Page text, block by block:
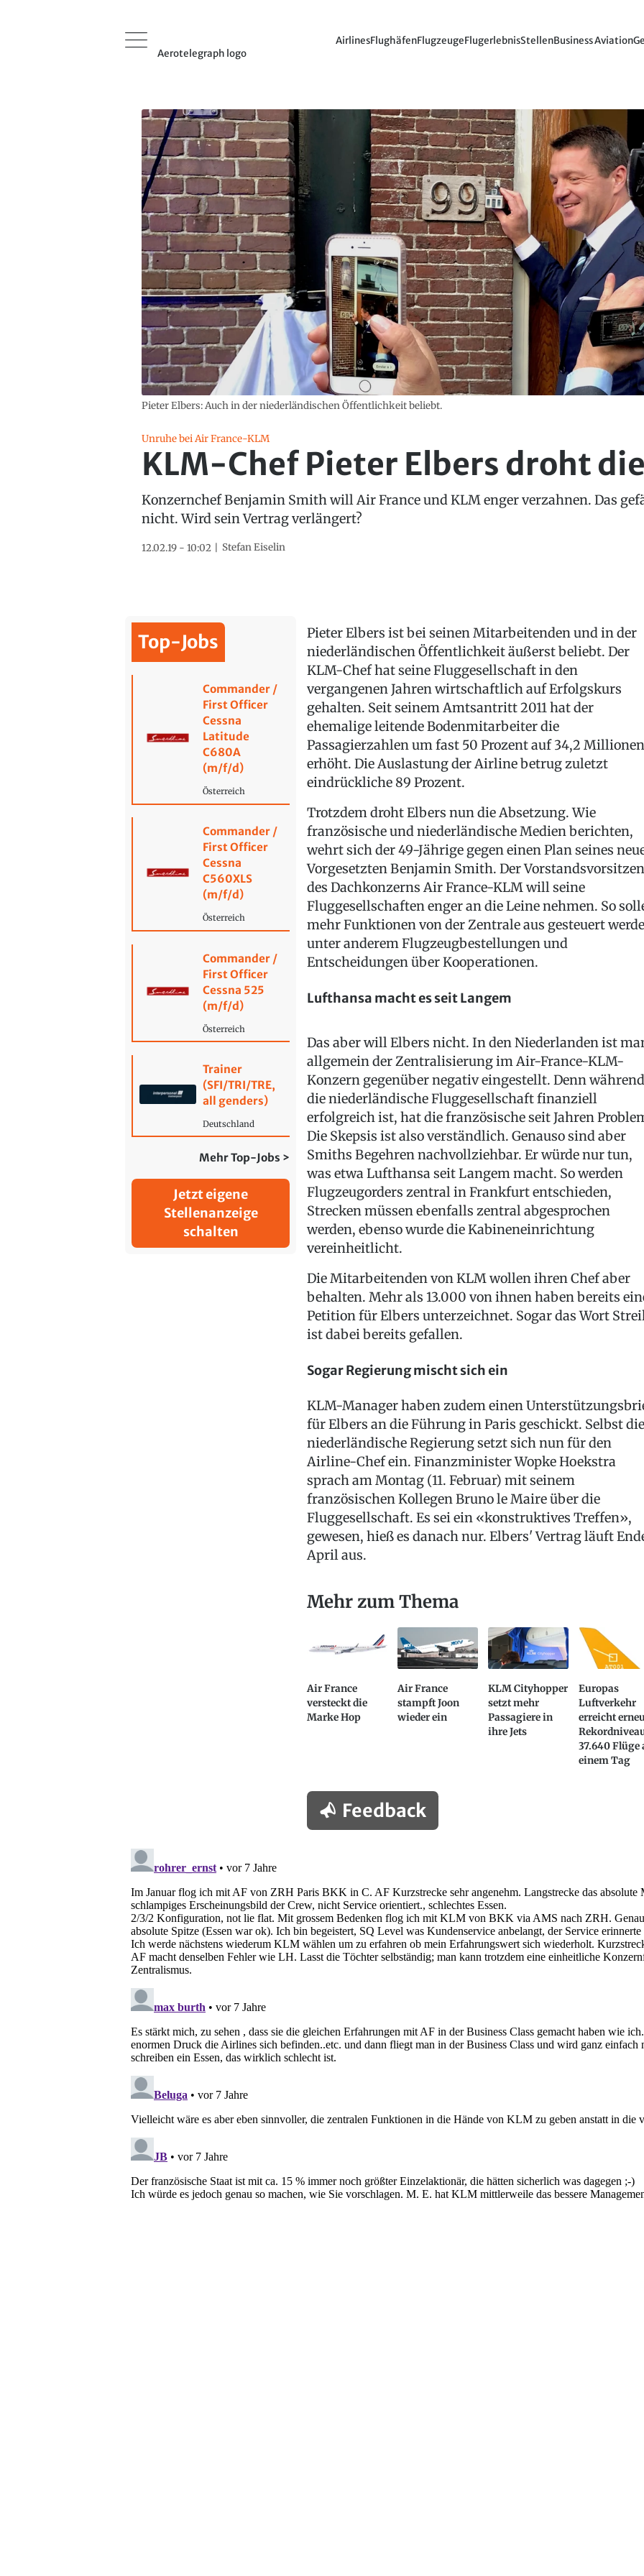
Aerotelegraph logo
AirlinesFlughäfenFlugzeugeFlugerlebnisStellenBusiness Aviation
Pieter Elbers: Auch in der niederländischen Öffentlichkeit beliebt.
Unruhe bei Air France-KLM
KLM-Chef Pieter Elbers droht
Konzernchef Benjamin Smith will Air France und KLM enger verzahnen. Das
nicht. Wird sein Vertrag verlängert?
12.02.19 - 10:02 Stefan Eiselin
Top-Jobs
Commander /
First Officer
Cessna
Latitude
C680A
(m/f/d)
Österreich
Commander /
First Officer
Cessna
C560XLS
(m/f/d)
Österreich
Commander /
First Officer
Cessna 525
(m/f/d)
Österreich
Trainer
(SFI/TRI/TRE,
all genders)
Deutschland
Mehr Top-Jobs >
Jetzt eigene
Stellenanzeige
schalten
Pieter Elbers ist bei seinen Mitarbeitenden und in der
niederländischen Öffentlichkeit äußerst beliebt. Der
KLM-Chef hat seine Fluggesellschaft in den
vergangenen Jahren wirtschaftlich auf Erfolgskurs
gehalten. Seit seinem Amtsantritt 2011 hat der
ehemalige leitende Bodenmitarbeiter die
Passagierzahlen um fast 50 Prozent auf 34,2 Millionen
erhöht. Die Auslastung der Airline betrug zuletzt
eindrückliche 89 Prozent.
Trotzdem droht Elbers nun die Absetzung. Wie
französische und niederländische Medien berichten,
wehrt sich der 49-Jährige gegen einen Plan seines
Vorgesetzten Benjamin Smith. Der
des Dachkonzerns Air France-KLM will seine
Fluggesellschaften enger an die Leine nehmen. So
mehr Funktionen von der Zentrale aus gesteuert
unter anderem Flugzeugbestellungen und
Entscheidungen über Kooperationen.
Lufthansa macht es seit Langem
Das aber will Elbers nicht. In den Niederlanden ist
allgemein der Zentralisierung im Air-France-KLM-
Konzern gegenüber negativ eingestellt. Denn während
die niederländische Fluggesellschaft finanziell
erfolgreich ist, hat die französische seit Jahren
Die Skepsis ist also verständlich. Genauso sind aber
Smiths Begehren nachvollziehbar. Er würde nur tun,
was etwa Lufthansa seit Langem macht. So werden
Flugzeugorders zentral in Frankfurt entschieden,
Strecken müssen ebenfalls zentral abgesprochen
werden, ebenso wurde die Kabineneinrichtung
vereinheitlicht.
Die Mitarbeitenden von KLM wollen ihren Chef aber
behalten. Mehr als 13.000 von ihnen haben bereits
Petition für Elbers unterzeichnet. Sogar das Wort
ist dabei bereits gefallen.
Sogar Regierung mischt sich ein
KLM-Manager haben zudem einen
für Elbers an die Führung in Paris geschickt. Selbst die
niederländische Regierung setzt sich nun für den
Airline-Chef ein. Finanzminister Wopke Hoekstra
sprach am Montag (11. Februar) mit seinem
französischen Kollegen Bruno le Maire über die
Fluggesellschaft. Es sei ein «konstruktives Treffen»,
gewesen, hieß es danach nur. Elbers' Vertrag läuft
April aus.
Mehr zum Thema
Air France
versteckt die
Marke Hop
Air France
stampft Joon
wieder ein
KLM Cityhopper
setzt mehr
Passagiere in
ihre Jets
Europas
Luftverkehr
erreicht
37.640 Flüge
einem Tag
Feedback